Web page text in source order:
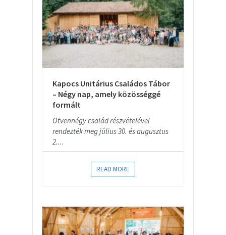
Kapocs Unitárius Családos Tábor
– Négy nap, amely közösséggé
formált
Ötvennégy család részvételével
rendezték meg július 30. és augusztus
2....
READ MORE